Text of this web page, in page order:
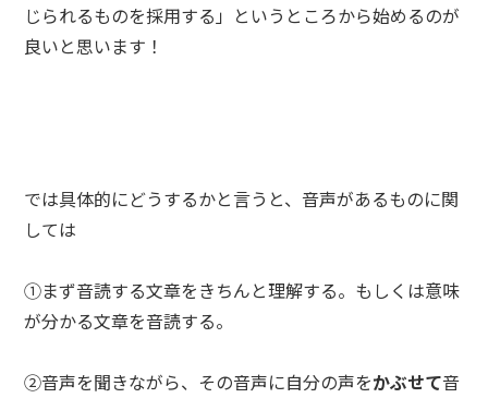
じられるものを採用する」というところから始めるのが
良いと思います！
では具体的にどうするかと言うと、音声があるものに関
しては
①まず音読する文章をきちんと理解する。もしくは意味
が分かる文章を音読する。
②音声を聞きながら、その音声に自分の声をかぶせて音